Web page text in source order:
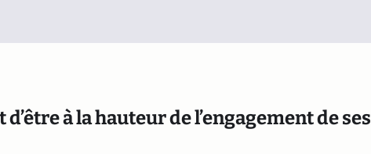
à la hauteur de l’engagement de ses